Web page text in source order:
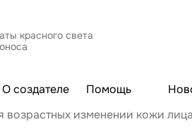
красного света
О создателе Помощь
возрастных изменений кожи